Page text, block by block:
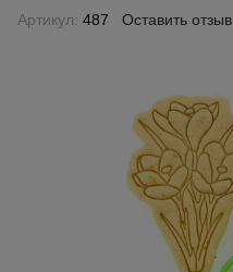
Артикул: 487 Оставить отзыв